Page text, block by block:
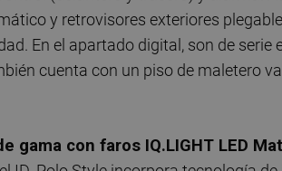
y retrovisores exteriores
En el apartado digital, son de
cuenta con un piso de maletero
gama con faros IQ.LIGHT LED